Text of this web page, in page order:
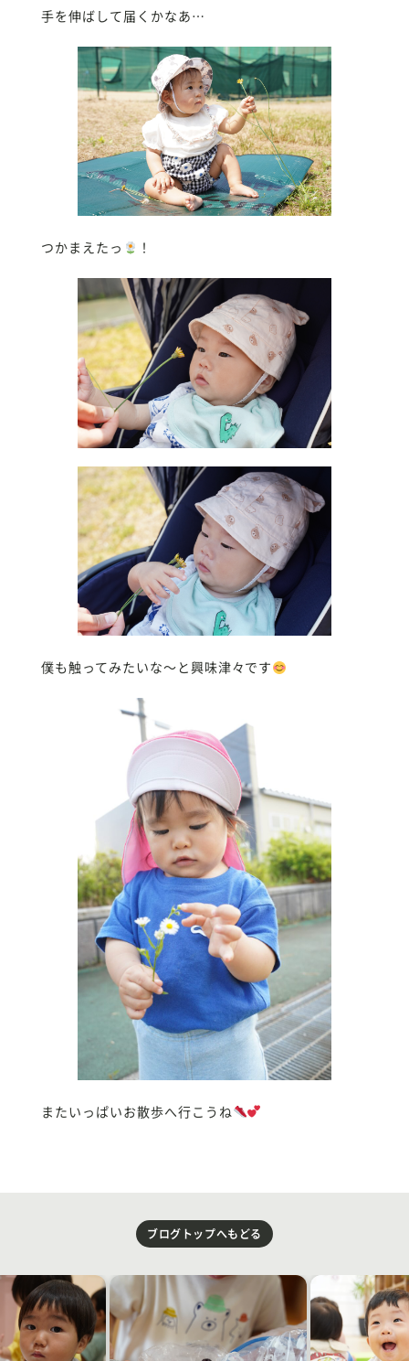
手を伸ばして届くかなあ…
つかまえたっ ！
僕も触ってみたいな〜と興味津々です
またいっぱいお散歩へ行こうね
ブログトップへもどる